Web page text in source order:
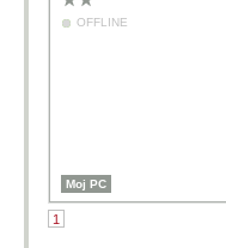
OFFLINE
Moj PC
1